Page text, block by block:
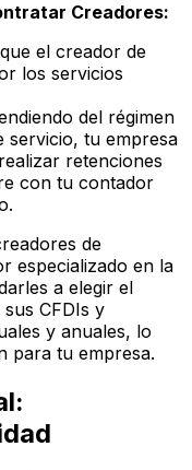
Creadores:
el creador de
los servicios
del régimen
servicio, tu empresa
retenciones
con tu contador
de
especializado en la
a elegir el
CFDIs y
y anuales, lo
para tu empresa.